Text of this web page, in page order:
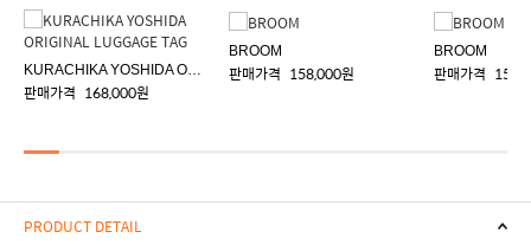
KURACHIKA YOSHIDA ORIGINAL LUGGAGE TAG
판매가격 168,000원
BROOM
판매가격 158,000원
BROOM
판매가격
PRODUCT DETAIL